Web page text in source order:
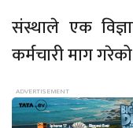
संस्थाले एक
कर्मचारी माग